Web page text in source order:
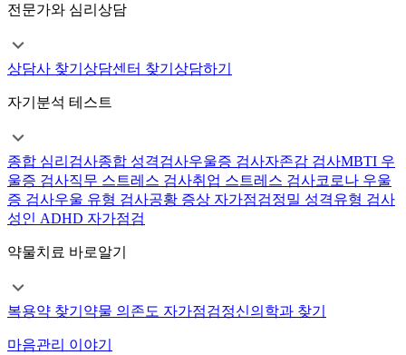
전문가와 심리상담
상담사 찾기 상담센터 찾기 상담하기
자기분석 테스트
종합 심리검사종합 성격검사우울증 검사자존감 검사MBTI 우
울증 검사직무 스트레스 검사취업 스트레스 검사코로나 우울
증 검사우울 유형 검사공황 증상 자가점검정밀 성격유형 검사
성인 ADHD 자가점검
약물치료 바로알기
복용약 찾기 약물 의존도 자가점검정신의학과 찾기
마음관리 이야기